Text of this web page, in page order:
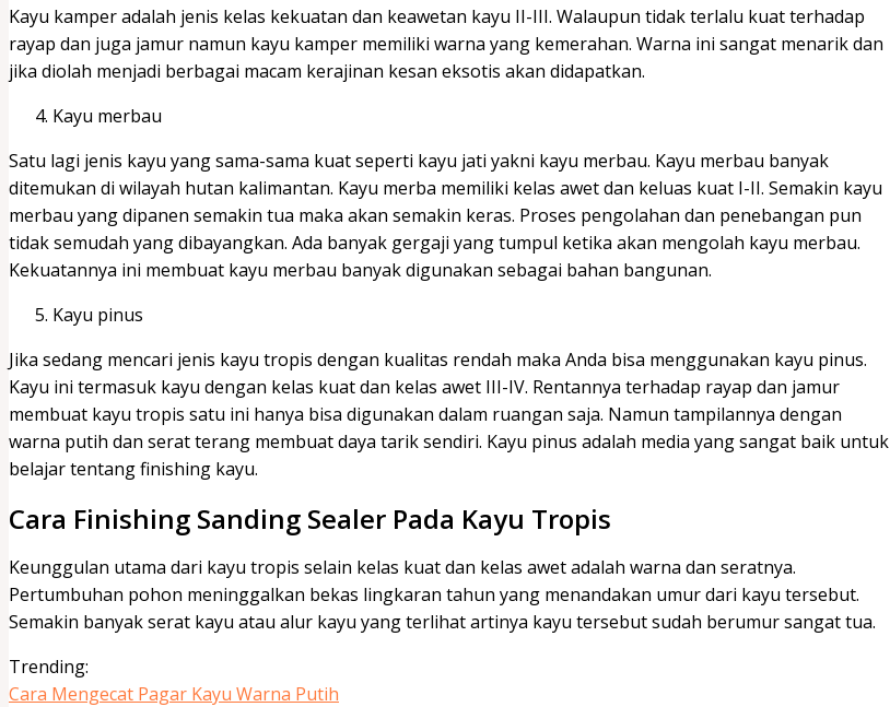
Kayu kamper adalah jenis kelas kekuatan dan keawetan kayu II-III. Walaupun tidak terlalu kuat terhadap
rayap dan juga jamur namun kayu kamper memiliki warna yang kemerahan. Warna ini sangat menarik dan
jika diolah menjadi berbagai macam kerajinan kesan eksotis akan didapatkan.
Kayu merbau
Satu lagi jenis kayu yang sama-sama kuat seperti kayu jati yakni kayu merbau. Kayu merbau banyak
ditemukan di wilayah hutan kalimantan. Kayu merba memiliki kelas awet dan keluas kuat I-II. Semakin kayu
merbau yang dipanen semakin tua maka akan semakin keras. Proses pengolahan dan penebangan pun
tidak semudah yang dibayangkan. Ada banyak gergaji yang tumpul ketika akan mengolah kayu merbau.
Kekuatannya ini membuat kayu merbau banyak digunakan sebagai bahan bangunan.
Kayu pinus
Jika sedang mencari jenis kayu tropis dengan kualitas rendah maka Anda bisa menggunakan kayu pinus.
Kayu ini termasuk kayu dengan kelas kuat dan kelas awet III-IV. Rentannya terhadap rayap dan jamur
membuat kayu tropis satu ini hanya bisa digunakan dalam ruangan saja. Namun tampilannya dengan
warna putih dan serat terang membuat daya tarik sendiri. Kayu pinus adalah media yang sangat baik untuk
belajar tentang finishing kayu.
Cara Finishing Sanding Sealer Pada Kayu Tropis
Keunggulan utama dari kayu tropis selain kelas kuat dan kelas awet adalah warna dan seratnya.
Pertumbuhan pohon meninggalkan bekas lingkaran tahun yang menandakan umur dari kayu tersebut.
Semakin banyak serat kayu atau alur kayu yang terlihat artinya kayu tersebut sudah berumur sangat tua.
Trending:
Cara Mengecat Pagar Kayu Warna Putih